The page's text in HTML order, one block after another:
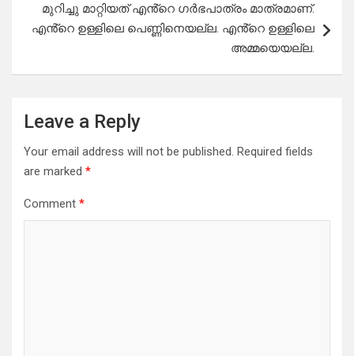
മുറിച്ചു മാറ്റിയത് എൻ്റെ ഗർഭപാത്രം മാത്രമാണ്‌.
എൻ്റെ ഉള്ളിലെ പെണ്ണിനെയല്ല. എൻ്റെ ഉള്ളിലെ
അമ്മയെയല്ല.
Leave a Reply
Your email address will not be published. Required fields
are marked *
Comment *